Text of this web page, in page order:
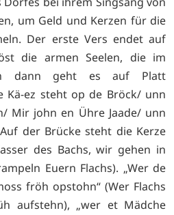
um Geld und Kerzen für die
Der erste Vers endet auf
die armen Seelen, die im
dann geht es auf Platt
Kä-ez steht op de Bröck/ unn
Mir john en Ühre Jaade/ unn
der Brücke steht die Kerze
des Bachs, wir gehen in
Euern Flachs). „Wer de
fröh opstohn“ (Wer Flachs
aufstehn), „wer et Mädche